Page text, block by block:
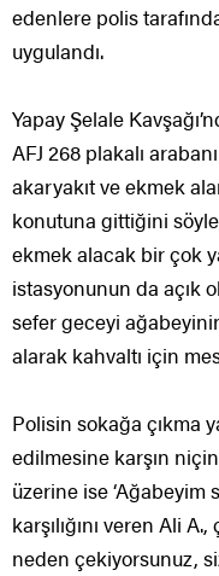
edenlere polis
uygulandı.
Yapay Şelale
AFJ 268 plakalı
akaryakıt ve ekmek
konutuna gittiğini
ekmek alacak bir çok
istasyonunun da açık
sefer geceyi
alarak kahvaltı için
Polisin sokağa çıkma
edilmesine karşın
üzerine ise ‘Ağabeyim
karşılığını veren Ali
neden çekiyorsunuz,